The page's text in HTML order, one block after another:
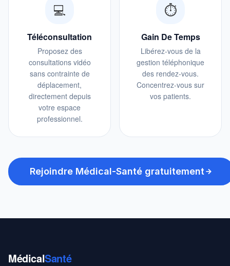
💻
Téléconsultation
Proposez des
consultations vidéo
sans contrainte de
déplacement,
directement depuis
votre espace
professionnel.
⏱️
Gain De Temps
Libérez-vous de la
gestion téléphonique
des rendez-vous.
Concentrez-vous sur
vos patients.
Rejoindre Médical-Santé gratuitement
MédicalSanté